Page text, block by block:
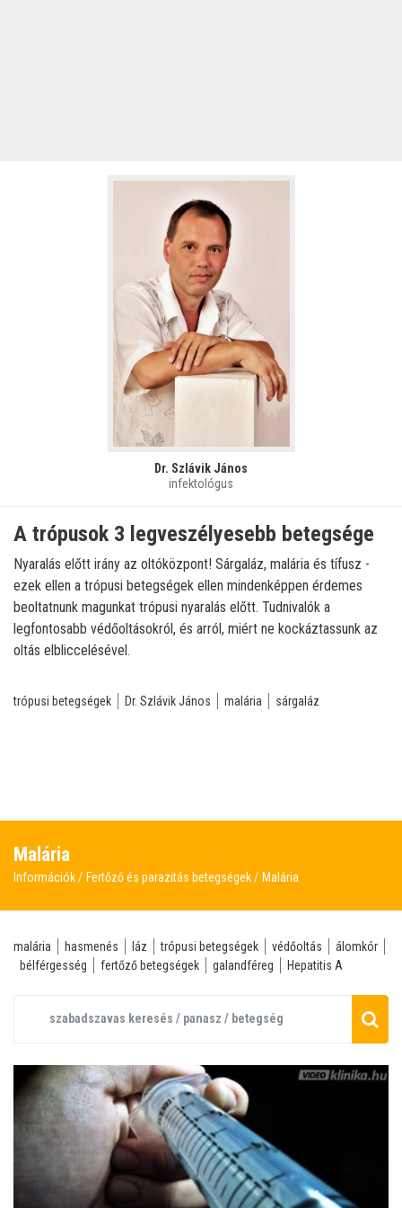
Dr. Szlávik János
infektológus
A trópusok 3 legveszélyesebb betegsége
Nyaralás előtt irány az oltóközpont! Sárgaláz, malária és tífusz -
ezek ellen a trópusi betegségek ellen mindenképpen érdemes
beoltatnunk magunkat trópusi nyaralás előtt. Tudnivalók a
legfontosabb védőoltásokról, és arról, miért ne kockáztassunk az
oltás elbliccelésével.
trópusi betegségek Dr. Szlávik János malária sárgaláz
Malária
Információk Fertőző és parazitás betegségek Malária
malária hasmenés láz trópusi betegségek védőoltás
álomkór
bélférgesség
fertőző betegségek galandféreg Hepatitis A